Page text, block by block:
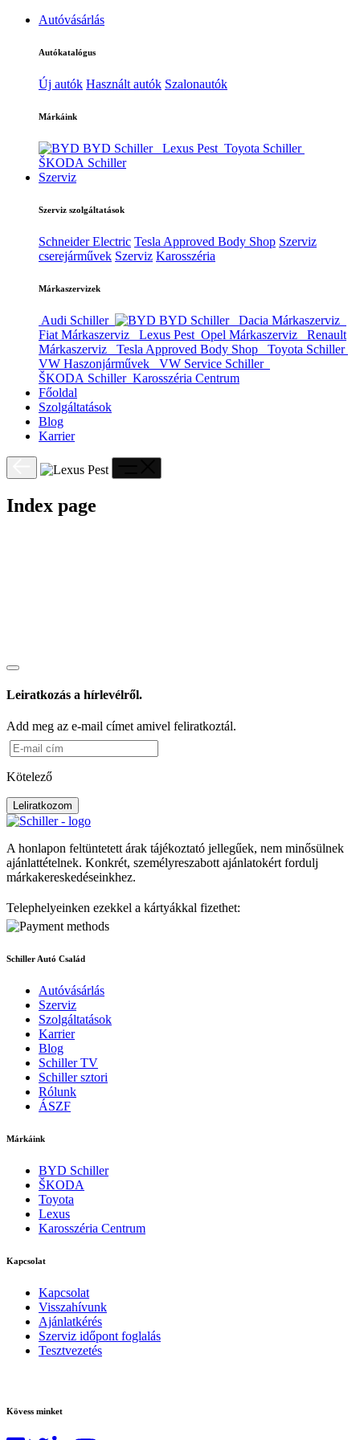
Autóvásárlás
Autókatalógus
Új autók Használt autók Szalonautók
Márkáink
BYD Schiller Lexus Pest Toyota Schiller
ŠKODA Schiller
Szerviz
Szerviz szolgáltatások
Schneider Electric Tesla Approved Body Shop Szerviz
cserejárművek Szerviz Karosszéria
Márkaszervizek
Audi Schiller BYD Schiller
Dacia Márkaszerviz
Fiat Márkaszerviz
Lexus Pest Opel Márkaszerviz
Renault
Márkaszerviz
Tesla Approved Body Shop
Toyota Schiller
VW Haszonjárművek
VW Service Schiller
ŠKODA Schiller Karosszéria Centrum
Főoldal
Szolgáltatások
Blog
Karrier
Index page
Leiratkozás a hírlevélről.
Add meg az e-mail címet amivel feliratkoztál.
Kötelező
Leliratkozom
A honlapon feltüntetett árak tájékoztató jellegűek, nem minősülnek
ajánlattételnek. Konkrét, személyreszabott ajánlatokért fordulj
márkakereskedéseinkhez.
Telephelyeinken ezekkel a kártyákkal fizethet:
Schiller Autó Család
Autóvásárlás
Szerviz
Szolgáltatások
Karrier
Blog
Schiller TV
Schiller sztori
Rólunk
ÁSZF
Márkáink
BYD Schiller
ŠKODA
Toyota
Lexus
Karosszéria Centrum
Kapcsolat
Kapcsolat
Visszahívunk
Ajánlatkérés
Szerviz időpont foglalás
Tesztvezetés
Kövess minket